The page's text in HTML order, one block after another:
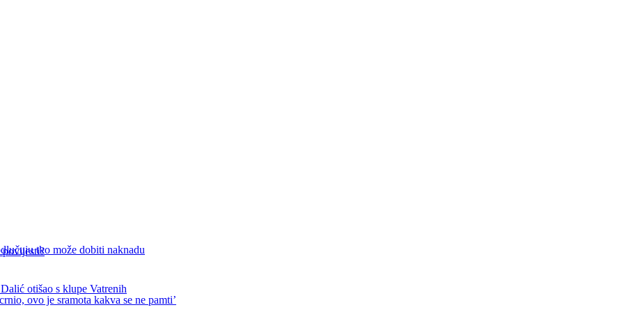
povijesti?
otišao s klupe Vatrenih
tko može dobiti naknadu
ovo je sramota kakva se ne pamti’